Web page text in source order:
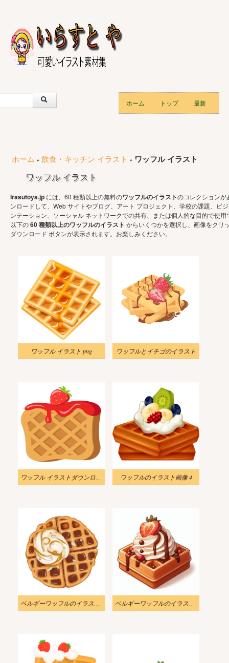
ホーム トップ 最新
ホーム » 飲食・キッチン イラスト » ワッフル イラスト
ワッフル イラスト
Irasutoya.jp には、60 種類以上の無料のワッフルのイラストのコレクションが
ンロードして、Web サイトやブログ、アート プロジェクト、学校の課題、ビ
ンテーション、ソーシャル ネットワークでの共有、または個人的な目的で使用
以下の60 種類以上のワッフルのイラスト からいくつかを選択し、画像をクリ
ダウンロード ボタンが表示されます。お楽しみください。
ワッフル イラスト png ワッフルとイチゴのイラスト
ワッフル イラストダウンロード ワッフルのイラスト画像 4
ベルギーワッフルのイラストダウンロード ベルギーワッフルのイラスト画像